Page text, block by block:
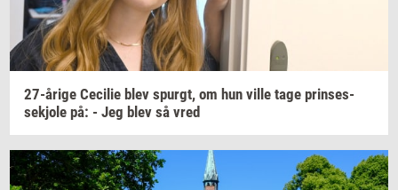
27-​årige Ce­ci­lie blev spurgt, om hun ville tage prin­ses­
sekjo­le på: - Jeg blev så vred